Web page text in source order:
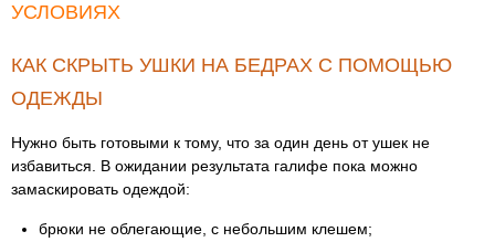
УСЛОВИЯХ
КАК СКРЫТЬ УШКИ НА БЕДРАХ С ПОМОЩЬЮ
ОДЕЖДЫ
Нужно быть готовыми к тому, что за один день от ушек не
избавиться. В ожидании результата галифе пока можно
замаскировать одеждой:
брюки не облегающие, с небольшим клешем;